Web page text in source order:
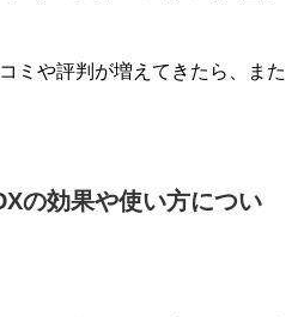
ミや評判が増えてきたら、また
の効果や使い方につい